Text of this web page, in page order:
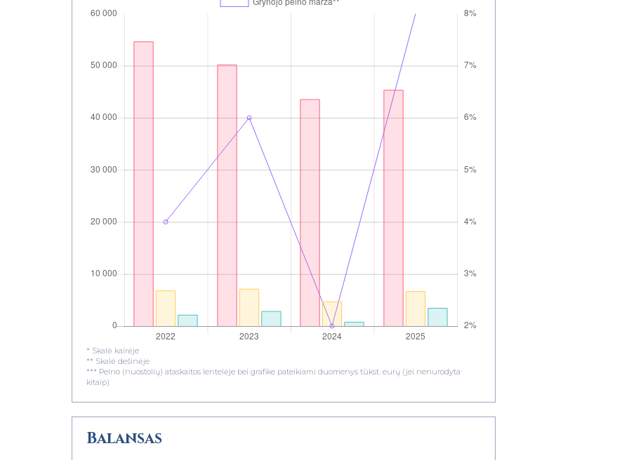
* Skalė kairėje
** Skalė dešinėje
*** Pelno (nuostolių) ataskaitos lentelėje bei grafike pateikiami duomenys tūkst. eurų (jei nenurodyta
kitaip)
Balansas